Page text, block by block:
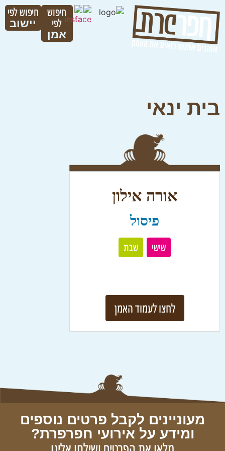
חיפוש
לפי
אמן
חיפוש לפי
יישוב
בית ינאי
אורה אילון
פיסול
שישי שבת
לחצו לעמוד האמן
מעוניינים לקבל פרטים נוספים
ומידע על אירועי חפרפרת?